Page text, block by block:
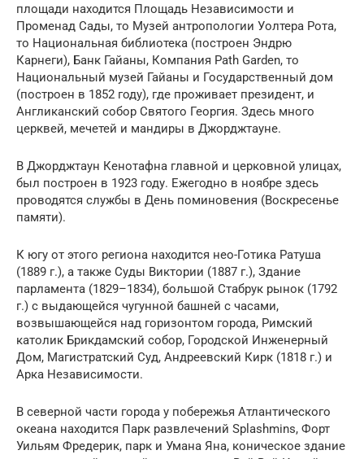
площади находится Площадь Независимости и
Променад Сады, то Музей антропологии Уолтера Рота,
то Национальная библиотека (построен Эндрю
Карнеги), Банк Гайаны, Компания Path Garden, то
Национальный музей Гайаны и Государственный дом
(построен в 1852 году), где проживает президент, и
Англиканский собор Святого Георгия. Здесь много
церквей, мечетей и мандиры в Джорджтауне.
В Джорджтаун Кенотафна главной и церковной улицах,
был построен в 1923 году. Ежегодно в ноябре здесь
проводятся службы в День поминовения (Воскресенье
памяти).
К югу от этого региона находится нео-Готика Ратуша
(1889 г.), а также Суды Виктории (1887 г.), Здание
парламента (1829–1834), большой Стабрук рынок (1792
г.) с выдающейся чугунной башней с часами,
возвышающейся над горизонтом города, Римский
католик Брикдамский собор, Городской Инженерный
Дом, Магистратский Суд, Андреевский Кирк (1818 г.) и
Арка Независимости.
В северной части города у побережья Атлантического
океана находится Парк развлечений Splashmins, Форт
Уильям Фредерик, парк и Умана Яна, коническое здание